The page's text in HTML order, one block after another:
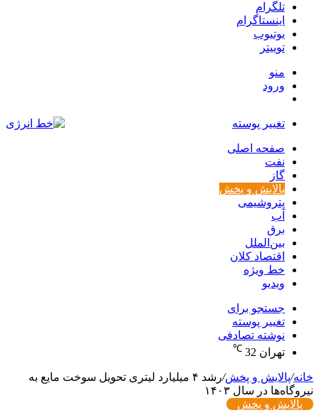
تلگرام
اینستاگرام
یوتیوب
توییتر
منو
ورود
تغییر پوسته
صفحه اصلی
نفت
گاز
پالایش و پخش
پتروشیمی
آب
برق
بین‌الملل
اقتصاد کلان
خط ویژه
ویدیو
جستجو برای
تغییر پوسته
نوشته تصادفی
تهران 32
℃
خانه/پالایش و پخش/
رشد ۴ میلیارد لیتری تحویل سوخت مایع به
نیروگاه‌ها در سال ۱۴۰۳
پالایش و پخش